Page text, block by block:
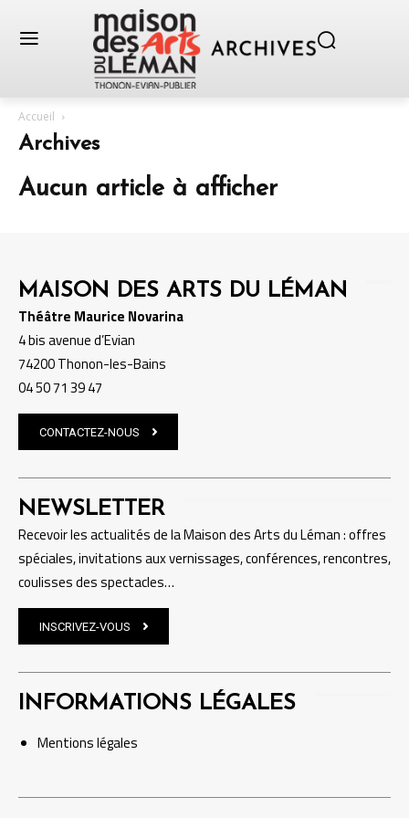
Accueil
Archives
Aucun article à afficher
MAISON DES ARTS DU LÉMAN
Théâtre Maurice Novarina
4 bis avenue d’Evian
74200 Thonon-les-Bains
04 50 71 39 47
CONTACTEZ-NOUS
NEWSLETTER
Recevoir les actualités de la Maison des Arts du Léman : offres
spéciales, invitations aux vernissages, conférences, rencontres,
coulisses des spectacles…
INSCRIVEZ-VOUS
INFORMATIONS LÉGALES
Mentionslégales